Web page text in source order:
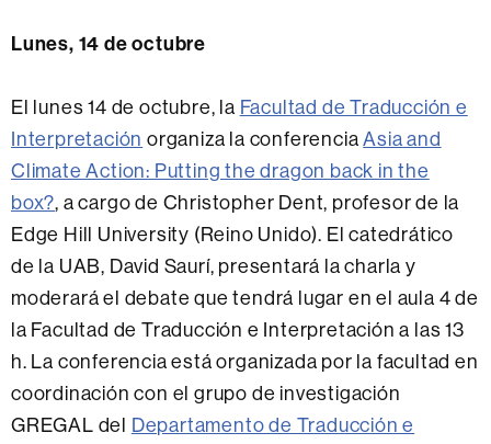
Lunes, 14 de octubre
El lunes 14 de octubre, la Facultad de Traducción e
Interpretación organiza la conferenciaAsia and
Climate Action: Putting the dragon back in the
box?, a cargo de Christopher Dent, profesor de la
Edge Hill University (Reino Unido). El catedrático
de la UAB, David Saurí, presentará la charla y
moderará el debate que tendrá lugar en el aula 4 de
la Facultad de Traducción e Interpretación a las 13
h. La conferencia está organizada por la facultad en
coordinación con el grupo de investigación
GREGAL del Departamento de Traducción e